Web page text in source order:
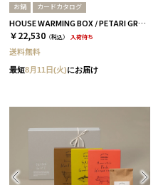
お鍋 カードカタログ
HOUSE WARMING BOX / PETARI GRAY / CATALOG アリーグル
￥22,530 （税込） 入荷待ち
送料無料
最短8月11日(火)にお届け